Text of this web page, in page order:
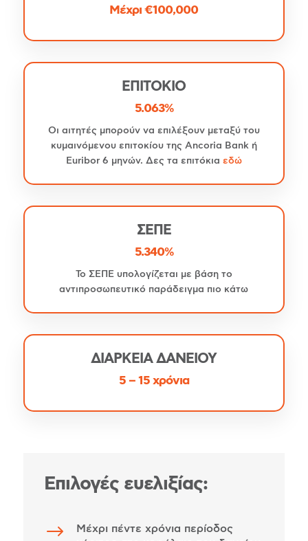
Μέχρι €100,000
ΕΠΙΤΟΚΙΟ
5.063%
Οι αιτητές μπορούν να επιλέξουν μεταξύ του
κυμαινόμενου επιτοκίου της Ancoria Bank ή
Euribor 6 μηνών. Δες τα επιτόκια εδώ
ΣΕΠΕ
5.340%
Το ΣΕΠΕ υπολογίζεται με βάση το
αντιπροσωπευτικό παράδειγμα πιο κάτω
ΔΙΑΡΚΕΙΑ ΔΑΝΕΙΟΥ
5 – 15 χρόνια
Επιλογές ευελιξίας:
$
Μέχρι πέντε χρόνια περίοδος